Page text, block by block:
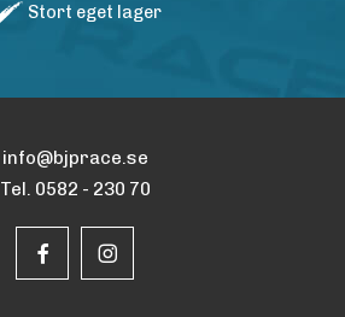
Stort eget lager
info@bjprace.se
Tel. 0582 - 230 70